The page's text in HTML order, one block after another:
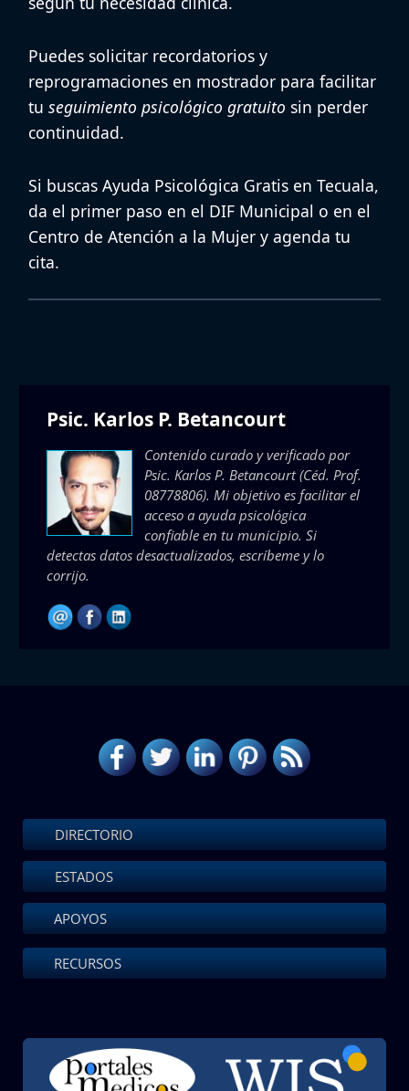
Puedes solicitar recordatorios y
reprogramaciones en mostrador para facilitar
tu seguimiento psicológico gratuito sin perder
continuidad.
Si buscas Ayuda Psicológica Gratis en Tecuala,
da el primer paso en el DIF Municipal o en el
Centro de Atención a la Mujer y agenda tu
cita.
Psic. Karlos P. Betancourt
Contenido curado y verificado por
Psic. Karlos P. Betancourt(Céd. Prof.
08778806). Mi objetivo es facilitar el
acceso a ayuda psicológica
confiable en tu municipio. Si
detectas datos desactualizados, escríbeme y lo
corrijo.
DIRECTORIO
ESTADOS
APOYOS
RECURSOS